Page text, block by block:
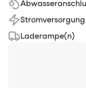
Stromversorgung
Laderampe(n)